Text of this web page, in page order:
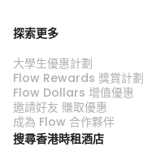
探索更多
大學生優惠計劃
Flow Rewards 獎賞計劃
Flow Dollars 增值優惠
邀請好友 賺取優惠
成為 Flow 合作夥伴
搜尋香港時租酒店